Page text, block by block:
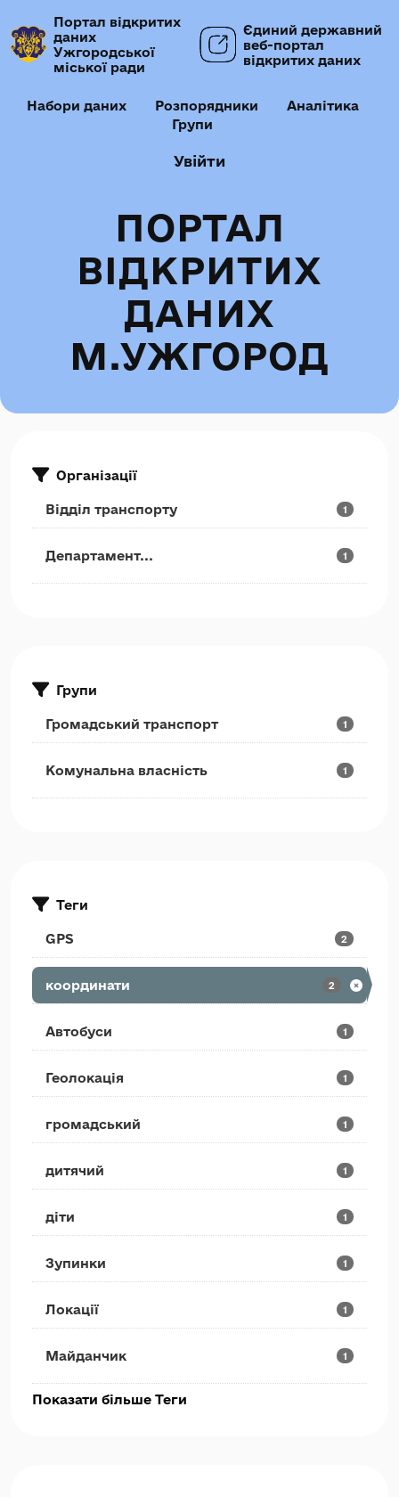
Портал відкритих
даних
Ужгородської
міської ради
Єдиний державний
веб-портал
відкритих даних
Набори даних Розпорядники
Аналітика
Групи
Увійти
ПОРТАЛ
ВІДКРИТИХ
ДАНИХ
М.УЖГОРОД
Організації
Відділ транспорту 1
Департамент... 1
Групи
Громадський транспорт 1
Комунальна власність 1
Теги
GPS 2
координати 2
Автобуси 1
Геолокація 1
громадський 1
дитячий 1
діти 1
Зупинки 1
Локації 1
Майданчик 1
Показати більше Теги